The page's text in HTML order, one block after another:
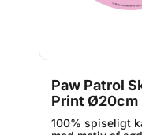
Paw Patrol
Print Ø20cm
100% spiseligt